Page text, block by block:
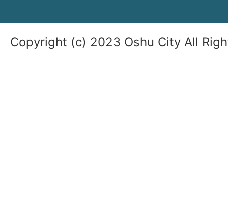
Copyright (c) 2023 Oshu City All